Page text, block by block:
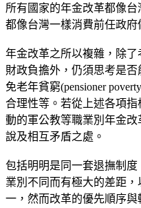
所有國家的年金改革都像
都像台灣一樣消費前任政府
年金改革之所以複雜，除
財政負擔外，仍須思考是
免老年貧窮(pensioner
合理性等。若從上述各項指
動的軍公教等職業別年金
說及相互矛盾之處。
包括明明是同一套退撫制
業別不同而有極大的差距
一，然而改革的優先順序與